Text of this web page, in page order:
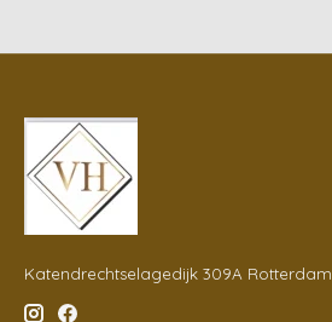
Katendrechtselagedijk 309A Rotterdam